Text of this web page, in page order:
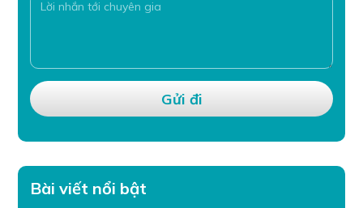
Bài viết nổi bật